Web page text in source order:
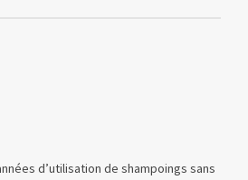
d’utilisation de shampoings sans